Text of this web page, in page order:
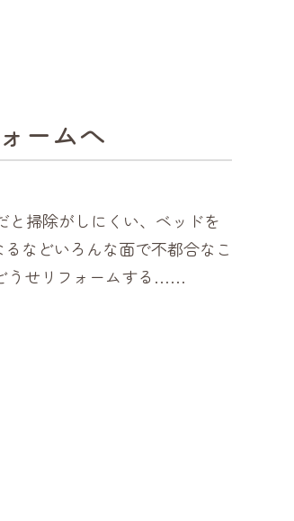
ームへ
と掃除がしにくい、ベッドを
などいろんな面で不都合なこ
うせリフォームする……